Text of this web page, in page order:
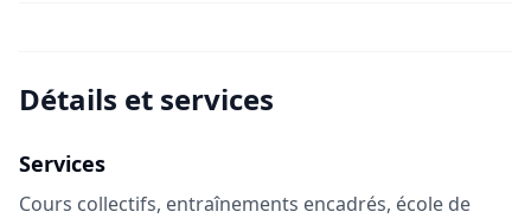
Détails et services
Services
Cours collectifs, entraînements encadrés, école de